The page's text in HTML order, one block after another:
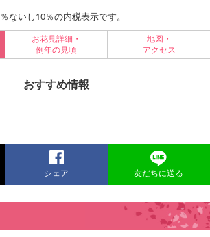
ないし10％の内税表示です。
お花見詳細・
例年の見頃
地図・
アクセス
おすすめ情報
シェア 友だちに送る